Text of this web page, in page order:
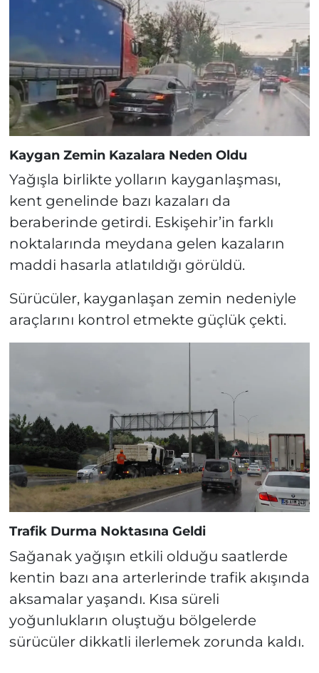
Kaygan Zemin Kazalara Neden Oldu
Yağışla birlikte yolların kayganlaşması,
kent genelinde bazı kazaları da
beraberinde getirdi. Eskişehir’in farklı
noktalarında meydana gelen kazaların
maddi hasarla atlatıldığı görüldü.
Sürücüler, kayganlaşan zemin nedeniyle
araçlarını kontrol etmekte güçlük çekti.
Trafik Durma Noktasına Geldi
Sağanak yağışın etkili olduğu saatlerde
kentin bazı ana arterlerinde trafik akışında
aksamalar yaşandı. Kısa süreli
yoğunlukların oluştuğu bölgelerde
sürücüler dikkatli ilerlemek zorunda kaldı.